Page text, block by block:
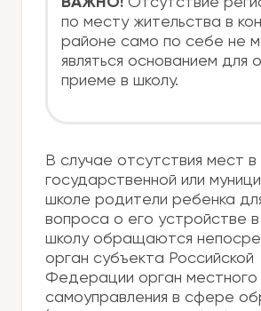
по месту жительства в
районе само по себе не
являться основанием для
приеме в школу.
В случае отсутствия мест в
государственной или
школе родители ребенка
вопроса о его устройстве
школу обращаются
орган субъекта Российской
Федерации орган местного
самоуправления в сфере